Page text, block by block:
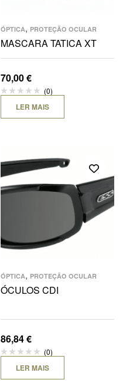
ÓPTICA, PROTEÇÃO OCULAR
MASCARA TATICA XT
70,00€
(0)
LER MAIS
ÓPTICA, PROTEÇÃO OCULAR
ÓCULOS CDI
86,84€
(0)
LER MAIS